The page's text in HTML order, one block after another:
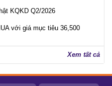
KQKD Q2/2026
với giá mục tiêu 36,500
Xem tất cả